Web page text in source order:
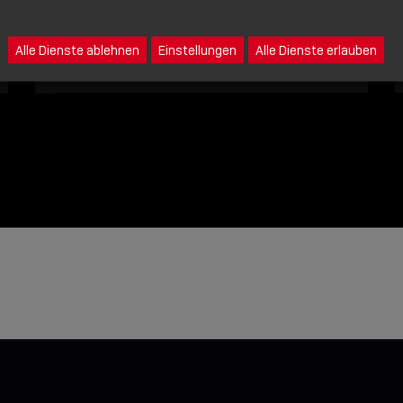
Alle Dienste ablehnen Einstellungen Alle Dienste erlauben